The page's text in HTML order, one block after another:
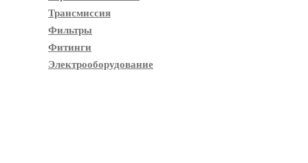
Трансмиссия
Фильтры
Фитинги
Электрооборудование